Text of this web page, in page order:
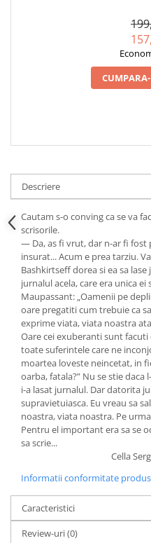
Descriere
Cautam s-o conving ca se va
scrisorile.
— Da, as fi vrut, dar n-ar fi fost
insurat... Acum e prea tarziu.
Bashkirtseff dorea si ea sa
jurnalul acela, care era unica ei
Maupassant: „Oamenii pe
oare pregatiti cum trebuie ca
exprime viata, viata noastra
Oare cei exuberanti sunt
toate suferintele care ne
moartea loveste neincetat, in
oarba, fatala?” Nu se stie
i-a lasat jurnalul. Dar datorita
supravietuiasca. Eu vreau sa
noastra, viata noastra. Pe
Pentru el important era sa se
sa scrie...
Cella
Informatii conformitate produs
Caracteristici
Review-uri(0)